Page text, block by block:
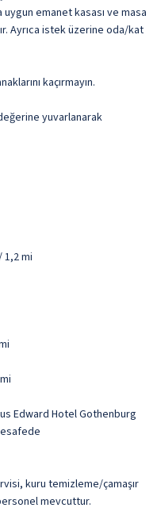
emanet kasası ve masa
Ayrıca istek üzerine oda/kat
kaçırmayın.
yuvarlanarak
1,2 mi
Edward Hotel Gothenburg
kuru temizleme/çamaşır
mevcuttur.